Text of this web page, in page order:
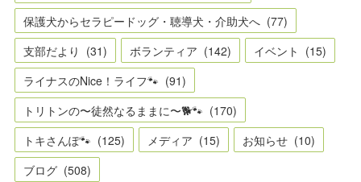
保護犬からセラピードッグ・聴導犬・介助犬へ (77)
支部だより (31) ボランティア (142) イベント (15)
ライナスのNice！ライフ🐾 (91)
トリトンの〜徒然なるままに〜🐕🐾 (170)
トキさんぽ🐾 (125) メディア (15) お知らせ (10)
ブログ (508)